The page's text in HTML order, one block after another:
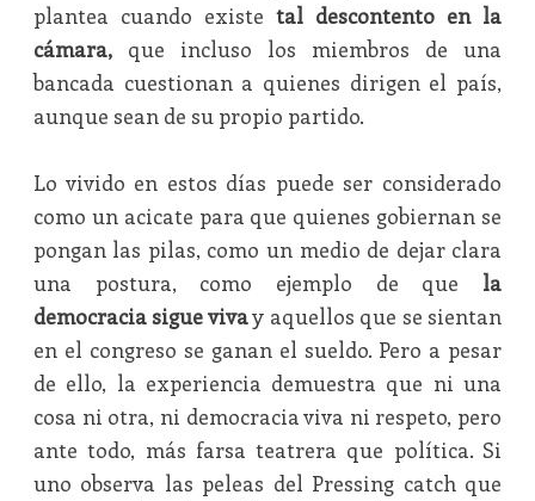
plantea cuando existe tal descontento en la
cámara,que incluso los miembros de una
bancada cuestionan a quienes dirigen el país,
aunque sean de su propio partido.
Lo vivido en estos días puede ser considerado
como un acicate para que quienes gobiernan se
pongan las pilas, como un medio de dejar clara
una postura, como ejemplo de que la
democracia sigue vivay aquellos que se sientan
en el congreso se ganan el sueldo. Pero a pesar
de ello, la experiencia demuestra que ni una
cosa ni otra, ni democracia viva ni respeto, pero
ante todo, más farsa teatrera que política. Si
uno observa las peleas del Pressing catch que